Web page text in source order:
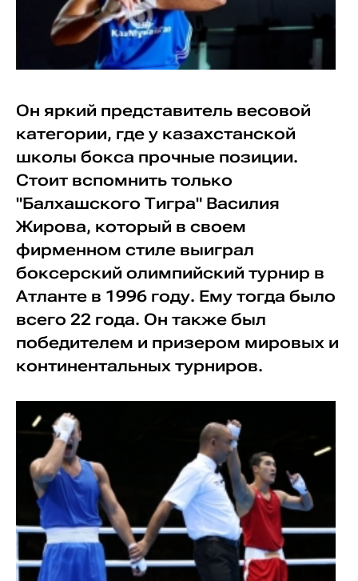
Он яркий представитель весовой
категории, где у казахстанской
школы бокса прочные позиции.
Стоит вспомнить только
"Балхашского Тигра" Василия
Жирова, который в своем
фирменном стиле выиграл
боксерский олимпийский турнир в
Атланте в 1996 году. Ему тогда было
всего 22 года. Он также был
победителем и призером мировых и
континентальных турниров.